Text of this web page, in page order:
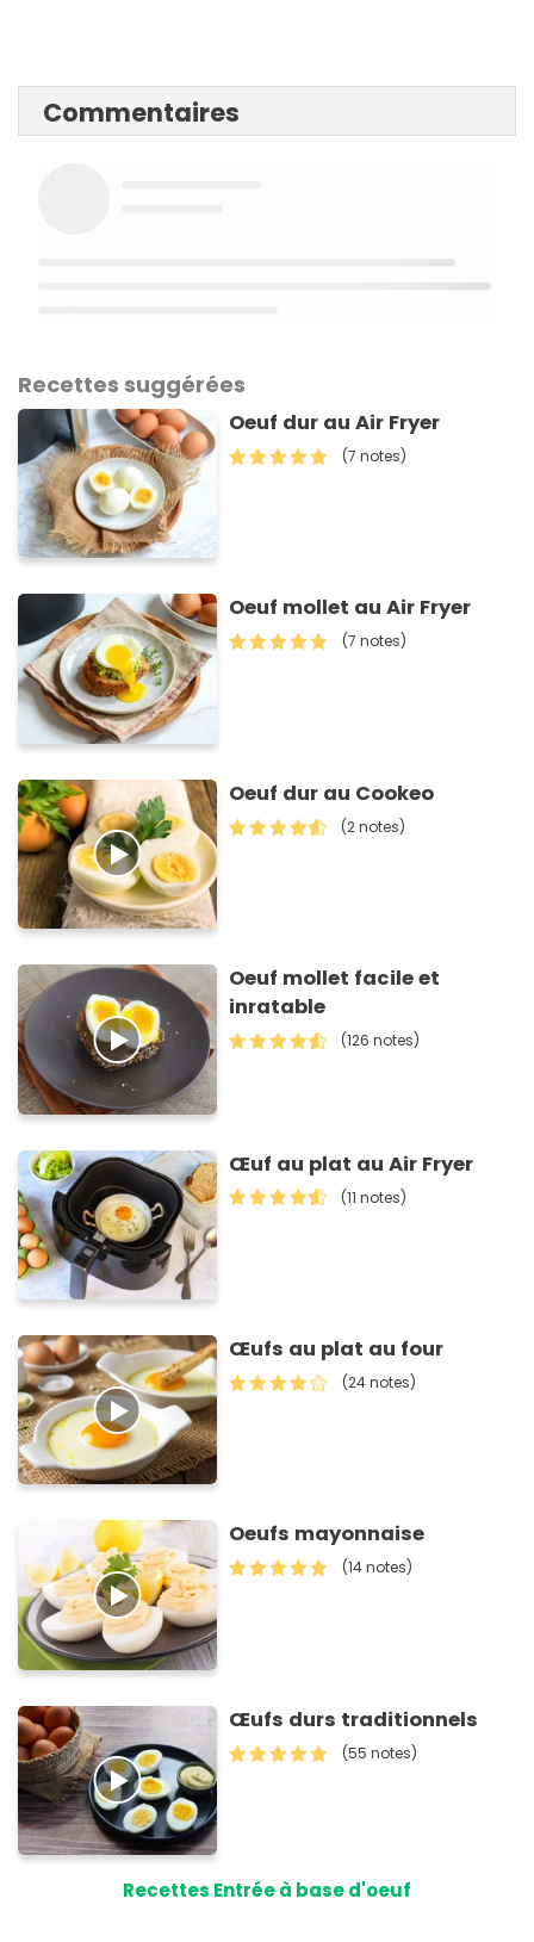
Commentaires
Recettes suggérées
Oeuf dur au Air Fryer
(7 notes)
Oeuf mollet au Air Fryer
(7 notes)
Oeuf dur au Cookeo
(2 notes)
Oeuf mollet facile et
inratable
(126 notes)
Œuf au plat au Air Fryer
(11 notes)
Œufs au plat au four
(24 notes)
Oeufs mayonnaise
(14 notes)
Œufs durs traditionnels
(55 notes)
Recettes Entrée à base d'oeuf